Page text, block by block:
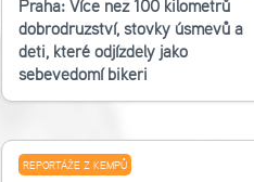
Praha: Více než 100 kilometrů
dobrodružství, stovky úsměvů a
děti, které odjížděly jako
sebevědomí bikeři
REPORTÁŽE Z KEMPŮ